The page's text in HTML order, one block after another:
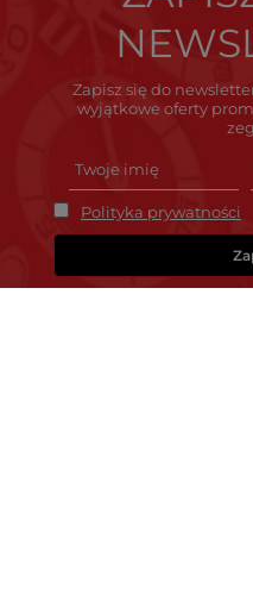
Zapisz się do
wyjątkowe oferty
Polityka prywatności